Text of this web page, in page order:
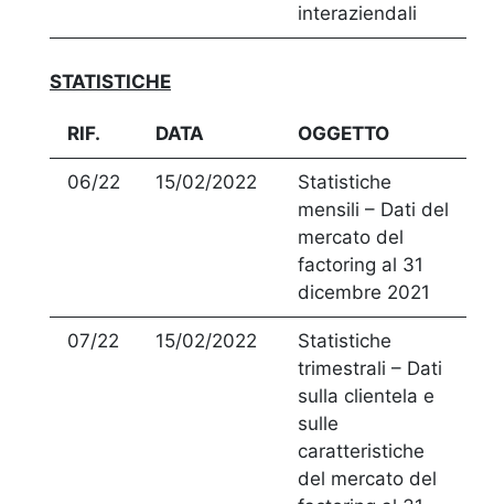
interaziendali
STATISTICHE
RIF. DATA OGGETTO
06/22 15/02/2022
Statistiche
mensili – Dati del
mercato del
factoring al 31
dicembre 2021
07/22 15/02/2022
Statistiche
trimestrali – Dati
sulla clientela e
sulle
caratteristiche
del mercato del